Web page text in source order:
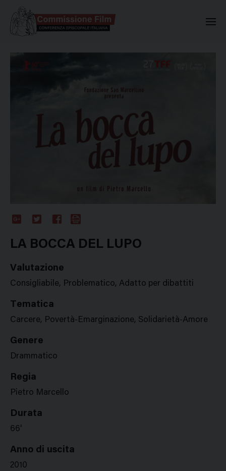
Plus
LA BOCCA DEL LUPO
Valutazione
Consigliabile, Problematico, Adatto per dibattiti
Tematica
Carcere, Povertà-Emarginazione, Solidarietà-Amore
Genere
Drammatico
Regia
Pietro Marcello
Durata
66'
Anno di uscita
2010